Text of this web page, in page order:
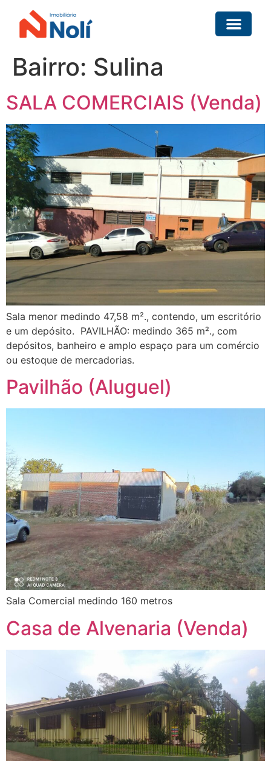
Bairro: Sulina
SALA COMERCIAIS (Venda)
Sala menor medindo 47,58 m²., contendo, um escritório
e um depósito. PAVILHÃO: medindo 365 m²., com
depósitos, banheiro e amplo espaço para um comércio
ou estoque de mercadorias.
Pavilhão (Aluguel)
Sala Comercial medindo 160 metros
Casa de Alvenaria (Venda)